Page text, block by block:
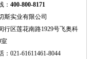
： 400-800-8171
斯实业有限公司
行区莲花南路1929号飞奥科
室
：021-61611461-8044